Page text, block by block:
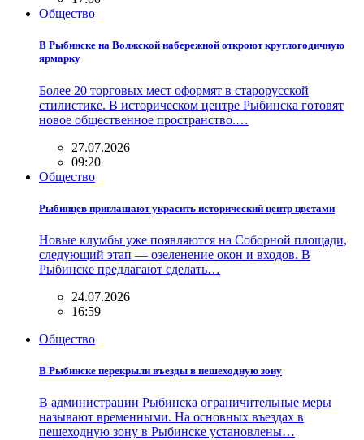
Общество
В Рыбинске на Волжской набережной откроют круглогодичную
ярмарку
Более 20 торговых мест оформят в старорусской
стилистике. В историческом центре Рыбинска готовят
новое общественное пространство.…
27.07.2026
09:20
Общество
Рыбинцев приглашают украсить исторический центр цветами
Новые клумбы уже появляются на Соборной площади,
следующий этап — озеленение окон и входов. В
Рыбинске предлагают сделать…
24.07.2026
16:59
Общество
В Рыбинске перекрыли въезды в пешеходную зону
В администрации Рыбинска ограничительные меры
называют временными. На основных въездах в
пешеходную зону в Рыбинске установлены…